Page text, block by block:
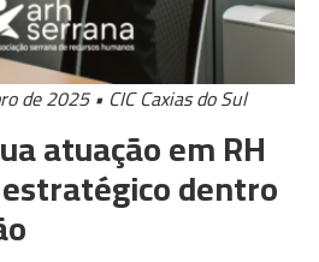
de 2025 • CIC Caxias do Sul
atuação em RH
dentro